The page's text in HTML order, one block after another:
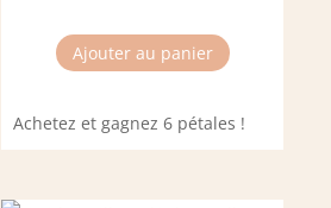
Ajouter au panier
Achetez et gagnez 6 pétales !